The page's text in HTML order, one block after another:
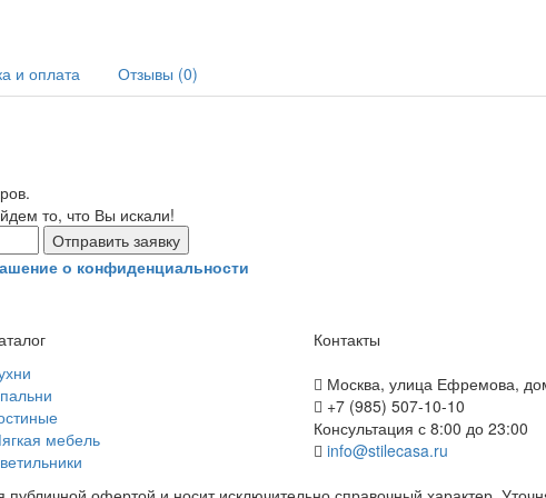
и оплата Отзывы (0)
то, что Вы искали!
о конфиденциальности
мебель
Контакты
Москва, улица Ефремова,
+7 (985) 507-10-10
Консультация с 8:00 до 23:00
info@stilecasa.ru